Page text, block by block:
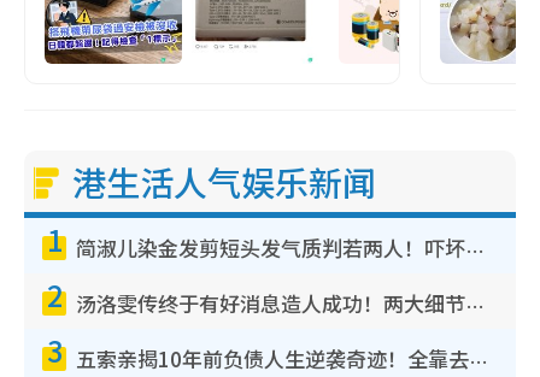
港生活人气娱乐新闻
1 简淑儿染金发剪短头发气质判若两人！吓坏老公麦大力都认不出：“你做什么？”
2 汤洛雯传终于有好消息造人成功！两大细节曝孕味极浓引猜测：大肚婆先会咁！
3 五索亲揭10年前负债人生逆袭奇迹！全靠去一地方转运后即遇上马先生